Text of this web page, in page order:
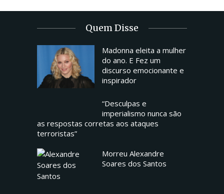
Quem Disse
Madonna eleita a mulher
do ano. E Fez um
discurso emocionante e
inspirador
“Desculpas e
imperialismo nunca são
as respostas corretas aos ataques
terroristas”
Morreu Alexandre
Soares dos Santos